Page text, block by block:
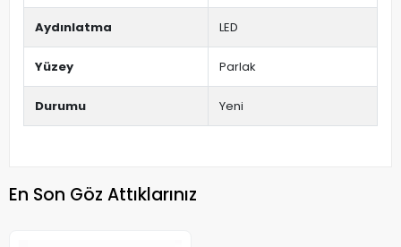
Aydınlatma LED
Yüzey Parlak
Durumu Yeni
En Son Göz Attıklarınız